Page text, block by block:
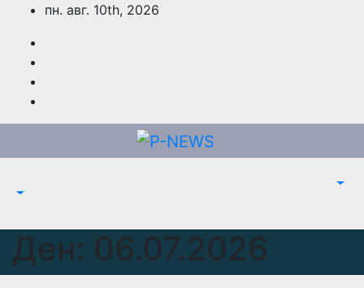
content
пн. авг. 10th, 2026
Ден: 06.07.2026